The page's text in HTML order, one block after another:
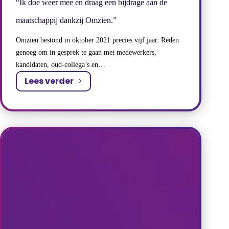
“Ik doe weer mee en draag een bijdrage aan de
maatschappij dankzij Omzien.”
Omzien bestond in oktober 2021 precies vijf jaar. Reden
genoeg om in gesprek te gaan met medewerkers,
kandidaten, oud-collega’s en…
Lees verder
“Ik
weer
mee